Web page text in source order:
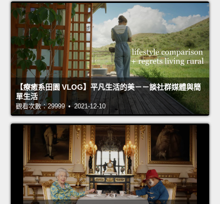
【療癒系田園 VLOG】平凡生活的美－－談社群媒體與簡
單生活
觀看次數：29999 • 2021-12-10